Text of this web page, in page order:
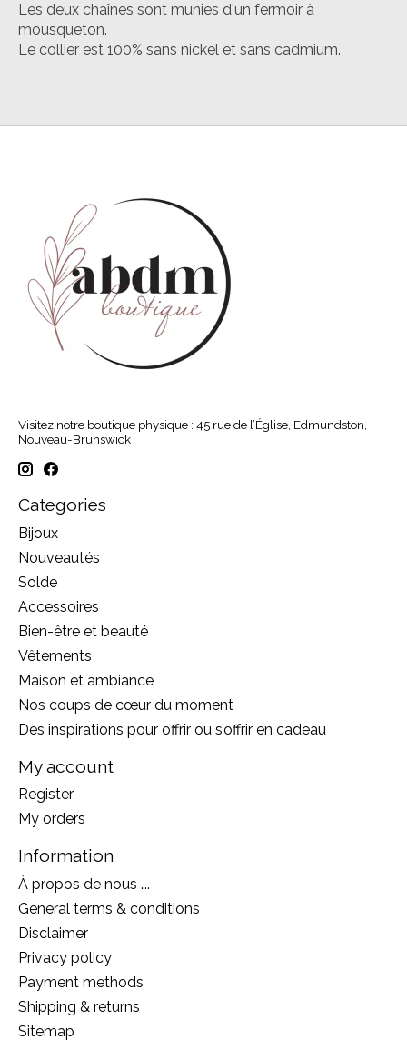
Les deux chaînes sont munies d'un fermoir à
mousqueton.
Le collier est 100% sans nickel et sans cadmium.
Visitez notre boutique physique : 45 rue de l’Église, Edmundston,
Nouveau-Brunswick
Categories
Bijoux
Nouveautés
Solde
Accessoires
Bien-être et beauté
Vêtements
Maison et ambiance
Nos coups de cœur du moment
Des inspirations pour offrir ou s’offrir en cadeau
My account
Register
My orders
Information
À propos de nous ….
General terms & conditions
Disclaimer
Privacy policy
Payment methods
Shipping & returns
Sitemap